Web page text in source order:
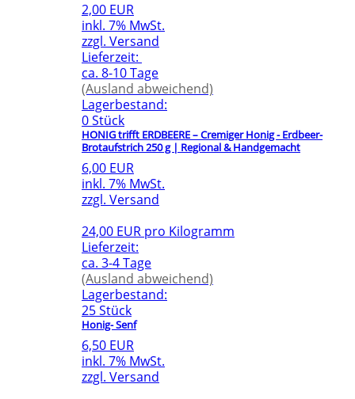
2,00 EUR
inkl. 7% MwSt.
zzgl. Versand
Lieferzeit:
ca. 8-10 Tage
(Ausland abweichend)
Lagerbestand:
0 Stück
HONIG trifft ERDBEERE – Cremiger Honig - Erdbeer-
Brotaufstrich 250 g | Regional & Handgemacht
6,00 EUR
inkl. 7% MwSt.
zzgl. Versand
24,00 EUR pro Kilogramm
Lieferzeit:
ca. 3-4 Tage
(Ausland abweichend)
Lagerbestand:
25 Stück
Honig- Senf
6,50 EUR
inkl. 7% MwSt.
zzgl. Versand